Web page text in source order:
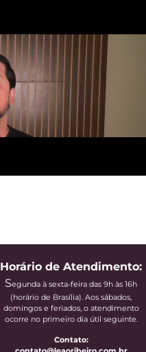
Horário de Atendimento:
Segunda à sexta-feira das 9h às 16h
(horário de Brasília). Aos sábados,
domingos e feriados, o atendimento
ocorre no primeiro dia útil seguinte.
Contato: